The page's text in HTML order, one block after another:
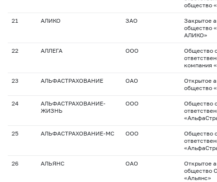
общество
21 АЛИКО ЗАО
Закрытое
общество
АЛИКО»
22 АЛЛЕГА ООО
Общество
компания
23 АЛЬФАСТРАХОВАНИЕ ОАО
Открытое
общество
24
АЛЬФАСТРАХОВАНИЕ-
ЖИЗНЬ
ООО
Общество
25 АЛЬФАСТРАХОВАНИЕ-МС ООО
Общество
26 АЛЬЯНС ОАО
Открытое
общество
«Альянс»